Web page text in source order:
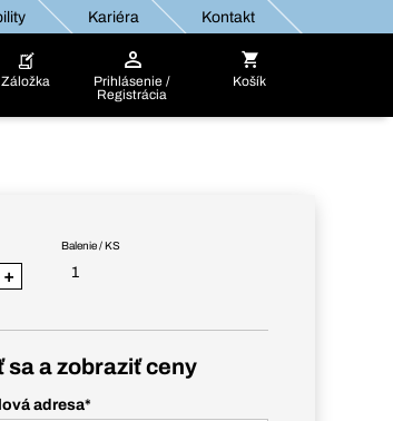
Kariéra Kontakt
Záložka
Prihlásenie /
Registrácia
Košík
Balenie / KS
1
+
sa a zobraziť ceny
adresa*